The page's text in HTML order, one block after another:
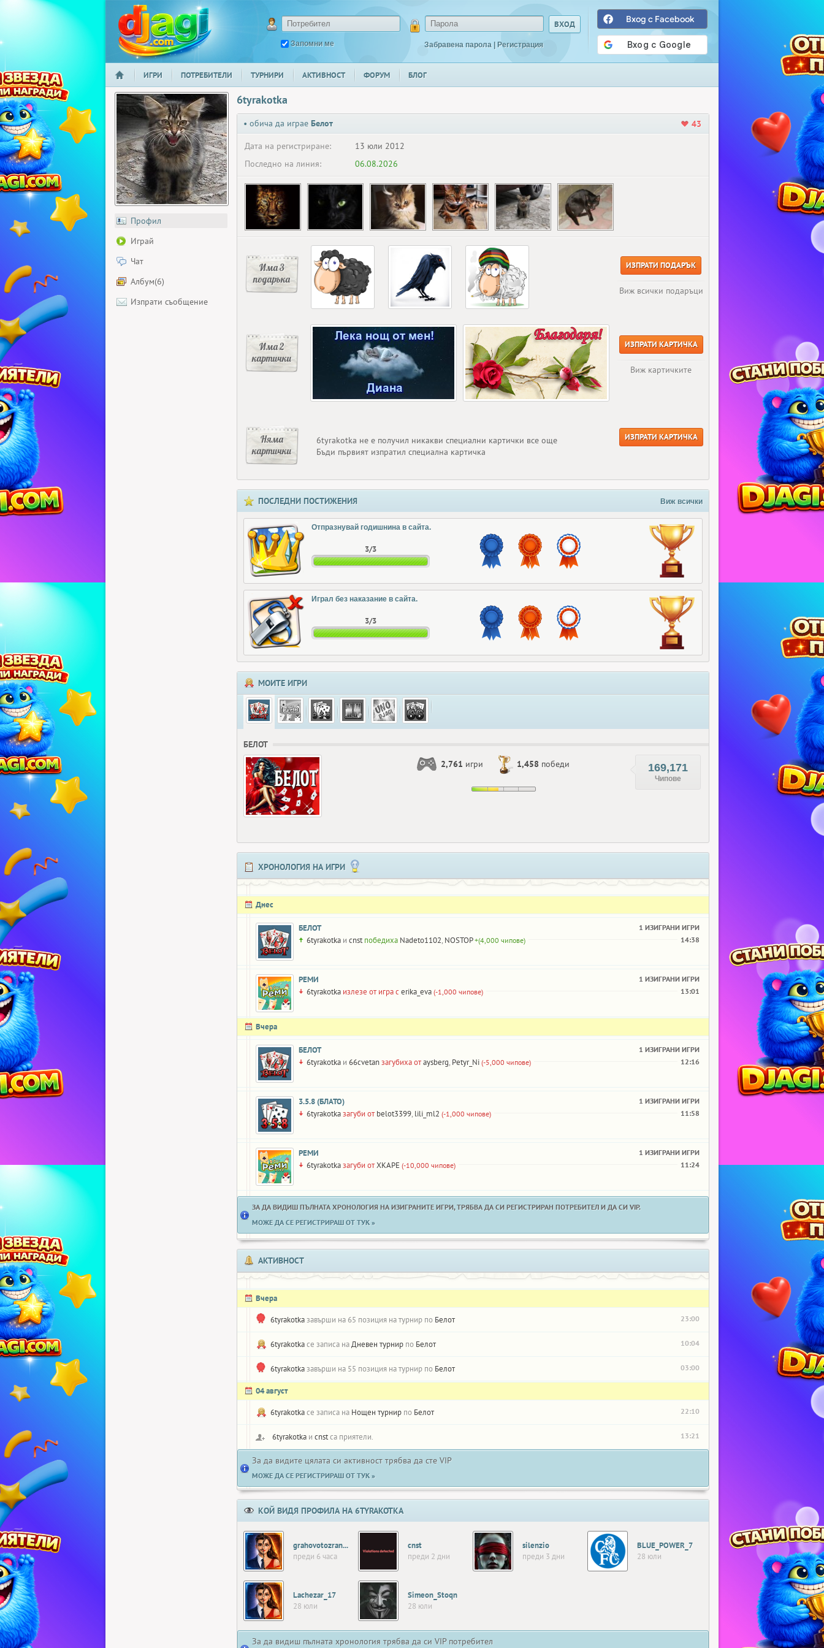
djagi.com
Запомни ме Забравена парола | Регистрация
Вход с Facebook
НАЧАЛО
ИГРИ ПОТРЕБИТЕЛИ ТУРНИРИ АКТИВНОСТ ФОРУМ БЛОГ
Профил
Играй
Чат
Албум(6)
Изпрати съобщение
6tyrakotka
• обича да играе Белот
43
Дата на регистриране:
13 юли 2012
Последно на линия:
06.08.2026
Има 3
подаръка
ИЗПРАТИ ПОДАРЪК
Виж всички подаръци
Има 2
картички
ИЗПРАТИ КАРТИЧКА
Виж картичките
Няма
картички
6tyrakotka не е получил никакви специални картички все още
Бъди първият изпратил специална картичка
ИЗПРАТИ КАРТИЧКА
ПОСЛЕДНИ ПОСТИЖЕНИЯ Виж всички
Отпразнувай годишнина в сайта.
3/3
Играл без наказание в сайта.
3/3
МОИТЕ ИГРИ
БЕЛОТ
2,761 игри 1,458 победи 169,171
Чипове
ХРОНОЛОГИЯ НА ИГРИ
Днес
БЕЛОТ 1 ИЗИГРАНИ ИГРИ
6tyrakotka и cnst победиха Nadeto1102, NOSTOP +(4,000 чипове) 14:38
РЕМИ 1 ИЗИГРАНИ ИГРИ
6tyrakotka излезе от игра сerika_eva (-1,000 чипове) 13:01
Вчера
БЕЛОТ 1 ИЗИГРАНИ ИГРИ
6tyrakotka и 66cvetanзагубиха отaysberg, Petyr_Ni (-5,000 чипове) 12:16
3.5.8 (БЛАТО) 1 ИЗИГРАНИ ИГРИ
6tyrakotkaзагуби от belot3399, lili_ml2 (-1,000 чипове) 11:58
РЕМИ 1 ИЗИГРАНИ ИГРИ
6tyrakotkaзагуби отXKAPE (-10,000 чипове) 11:24
ЗА ДА ВИДИШ ПЪЛНАТА ХРОНОЛОГИЯ НА ИЗИГРАНИТЕ ИГРИ, ТРЯБВА ДА СИ РЕГИСТРИРАН ПОТРЕБИТЕЛ И ДА СИ VIP.
МОЖЕ ДА СЕ РЕГИСТРИРАШ ОТ ТУК »
АКТИВНОСТ
Вчера
6tyrakotkaзавърши на 65 позиция на турнир по Белот 23:00
6tyrakotkaсе записа наДневен турнир по Белот 10:04
6tyrakotkaзавърши на 55 позиция на турнир по Белот 03:00
04 август
6tyrakotkaсе записа на Нощен турнир по Белот 22:10
6tyrakotka и cnstса приятели. 13:21
За да видите цялата си активност трябва да сте VIP
МОЖЕ ДА СЕ РЕГИСТРИРАШ ОТ ТУК »
КОЙ ВИДЯ ПРОФИЛА НА 6TYRAKOTKA
grahovotozrance
преди 6 часа
cnst
преди 2 дни
silenzio
преди 3 дни
BLUE_POWER_7
28 юли
Lachezar_17
28 юли
Simeon_Stoqn
28 юли
За да видиш пълната хронология трябва да си VIP потребител